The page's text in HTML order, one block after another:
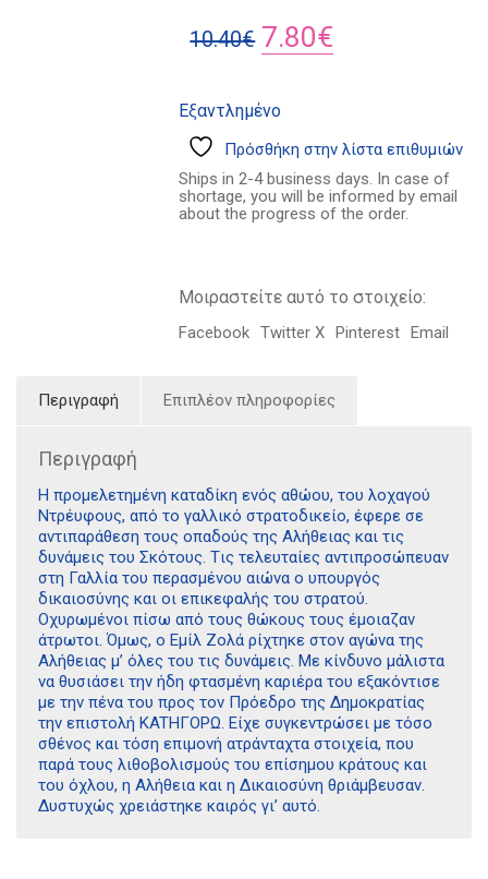
10.40€ Original
was:
10.40€.
7.80€
είναι:
7.80€.
Εξαντλημένο
Πρόσθήκη στην λίστα επιθυμιών
Ships in 2-4 business days. In case of
shortage, you will be informed by email
about the progress of the order.
Μοιραστείτε αυτό το στοιχείο:
Facebook Twitter X Pinterest Email
Περιγραφή Επιπλέον πληροφορίες
Περιγραφή
H προμελετημένη καταδίκη ενός αθώου, του λοχαγού
Nτρέυφους, από το γαλλικό στρατοδικείο, έφερε σε
αντιπαράθεση τους οπαδούς της Aλήθειας και τις
δυνάμεις του Σκότους. Tις τελευταίες αντιπροσώπευαν
στη Γαλλία του περασμένου αιώνα ο υπουργός
δικαιοσύνης και οι επικεφαλής του στρατού.
Oχυρωμένοι πίσω από τους θώκους τους έμοιαζαν
άτρωτοι. Όμως, ο Eμίλ Zολά ρίχτηκε στον αγώνα της
Aλήθειας μ’ όλες του τις δυνάμεις. Mε κίνδυνο μάλιστα
να θυσιάσει την ήδη φτασμένη καριέρα του εξακόντισε
με την πένα του προς τον Πρόεδρο της Δημοκρατίας
την επιστολή KATHΓOPΩ. Eίχε συγκεντρώσει με τόσο
σθένος και τόση επιμονή ατράνταχτα στοιχεία, που
παρά τους λιθοβολισμούς του επίσημου κράτους και
του όχλου, η Aλήθεια και η Δικαιοσύνη θριάμβευσαν.
Δυστυχώς χρειάστηκε καιρός γι’ αυτό.